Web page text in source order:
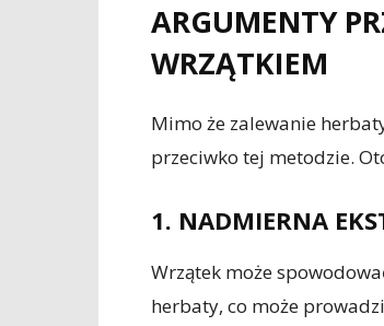
ARGUMENTY
WRZĄTKIEM
Mimo że zalewanie
przeciwko tej metodzie.
1. NADMIERNA
Wrzątek może
herbaty, co może